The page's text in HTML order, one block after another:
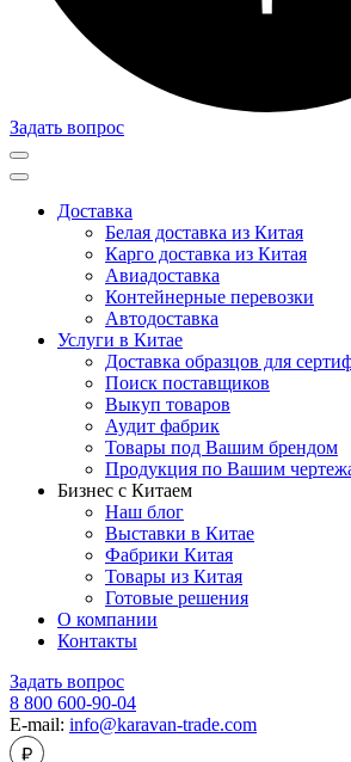
Задать вопрос
Доставка
Белая доставка из Китая
Карго доставка из Китая
Авиадоставка
Контейнерные перевозки
Автодоставка
Услуги в Китае
Доставка образцов для
Поиск поставщиков
Выкуп товаров
Аудит фабрик
Товары под Вашим брендом
Продукция по Вашим
Бизнес с Китаем
Наш блог
Выставки в Китае
Фабрики Китая
Товары из Китая
Готовые решения
О компании
Контакты
Задать вопрос
8 800 600-90-04
E-mail: info@karavan-trade.com